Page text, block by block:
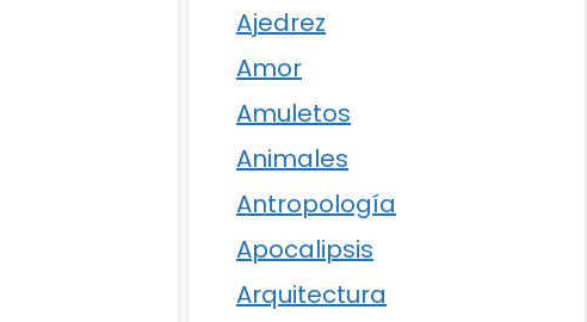
Ajedrez
Amor
Amuletos
Animales
Antropología
Apocalipsis
Arquitectura